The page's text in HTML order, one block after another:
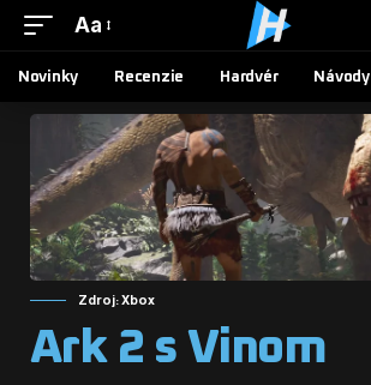
Aa
Novinky Recenzie Hardvér Návody
Zdroj: Xbox
Ark 2 s Vinom